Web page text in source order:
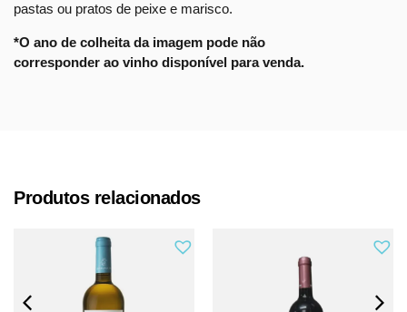
pastas ou pratos de peixe e marisco.
*O ano de colheita da imagem pode não
corresponder ao vinho disponível para venda.
Produtos relacionados